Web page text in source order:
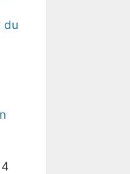
du